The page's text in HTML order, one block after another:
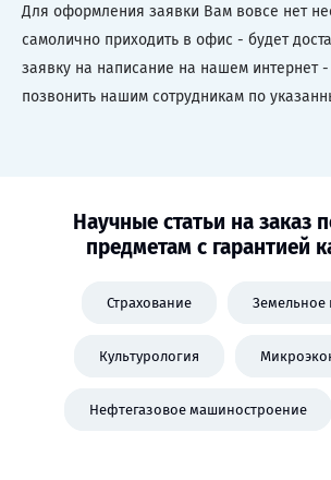
Для оформления заявки Вам вовсе нет
самолично приходить в офис - будет
заявку на написание на нашем интернет -
позвонить нашим сотрудникам по
Научные статьи на заказ
предметам с гарантией
Страхование Земельное
Культурология
Нефтегазовое машиностроение